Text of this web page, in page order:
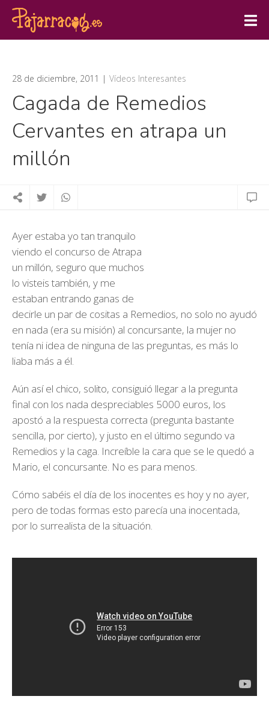
28 de diciembre, 2011 Vídeos Interesantes
Cagada de Remedios
Cervantes en atrapa un
millón
Ayer estaba yo tan tranquilo
viendo el concurso de Atrapa
un millón, seguro que muchos
lo visteis también, y me
estaban entrando ganas de
decirle un par de cositas a Remedios, no solo no ayudó
en nada (era su misión) al concursante, la mujer no
tenía ni idea de ninguna de las preguntas, es más lo
liaba más a él.
Aún así el chico, solito, consiguió llegar a la pregunta
final con los nada despreciables 5000 euros, los
apostó a la respuesta correcta (pregunta bastante
sencilla, por cierto), y justo en el último segundo va
Remedios y la caga. Increíble la cara que se le quedó a
Mario, el concursante. No es para menos.
Cómo sabéis el día de los inocentes es hoy y no ayer,
pero de todas formas esto parecía una inocentada,
por lo surrealista de la situación.